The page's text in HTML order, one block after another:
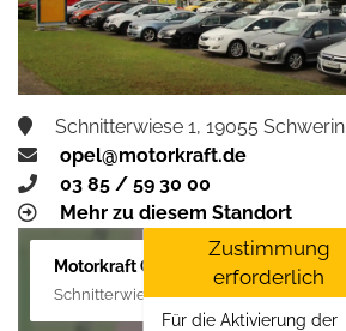
Schnitterwiese 1, 19055 Schwerin
opel@motorkraft.de
03 85 / 59 30 00
Mehr zu diesem Standort
Motorkraft GmbH
Schnitterwiese 1, 19055 Schwerin
Zustimmung
erforderlich
Für die Aktivierung der